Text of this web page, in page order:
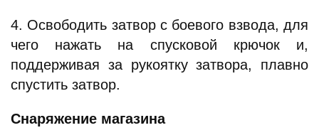
4. Освободить затвор с боевого взвода, для
чего нажать на спусковой крючок и,
поддерживая за рукоятку затвора, плавно
спустить затвор.
Снаряжение магазина